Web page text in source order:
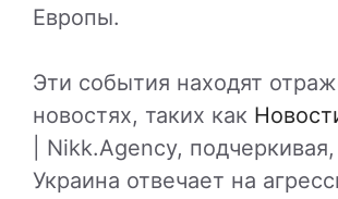
Европы.
Эти события находят
новостях, таких как
| Nikk.Agency,
Украина отвечает на